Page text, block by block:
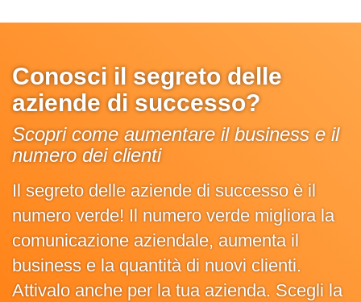
Conosci il segreto delle
aziende di successo?
Scopri come aumentare il business e il
numero dei clienti
Il segreto delle aziende di successo è il
numero verde! Il numero verde migliora la
comunicazione aziendale, aumenta il
business e la quantità di nuovi clienti.
Attivalo anche per la tua azienda. Scegli la